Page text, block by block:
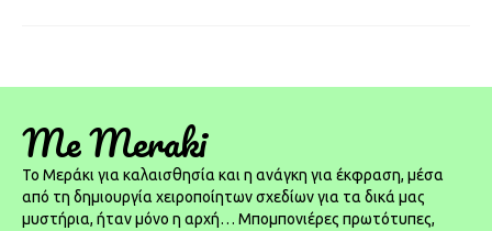
Me Meraki
To Μεράκι για καλαισθησία και η ανάγκη για έκφραση, μέσα
από τη δημιουργία χειροποίητων σχεδίων για τα δικά μας
μυστήρια, ήταν μόνο η αρχή… Μπομπονιέρες πρωτότυπες,